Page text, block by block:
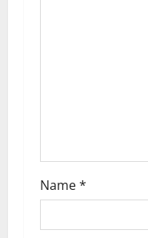
Name*